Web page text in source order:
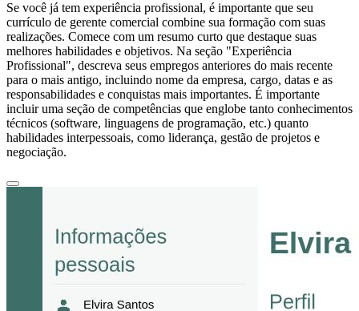
Se você já tem experiência profissional, é importante que seu
currículo de gerente comercial combine sua formação com suas
realizações. Comece com um resumo curto que destaque suas
melhores habilidades e objetivos. Na seção "Experiência
Profissional", descreva seus empregos anteriores do mais recente
para o mais antigo, incluindo nome da empresa, cargo, datas e as
responsabilidades e conquistas mais importantes. É importante
incluir uma seção de competências que englobe tanto conhecimentos
técnicos (software, linguagens de programação, etc.) quanto
habilidades interpessoais, como liderança, gestão de projetos e
negociação.